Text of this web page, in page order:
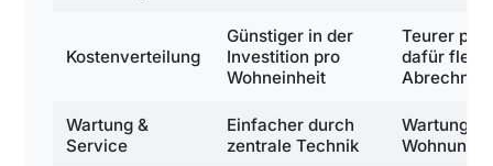
Kostenverteilung
Günstiger in der
Investition pro
Wohneinheit
Teurer pro
dafür
Wartung &
Service
Einfacher durch
zentrale Technik
Wartung in
Wohnung